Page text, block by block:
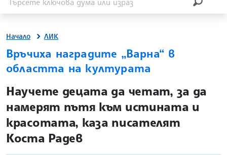
Начало ЛИК
Връчиха наградите „Варна“ в
областта на културата
site.bta
Научете децата да четат, за да
намерят пътя към истината и
красотата, каза писателят
Коста Радев